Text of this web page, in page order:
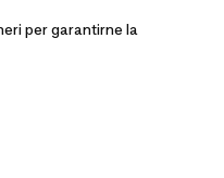
per garantirne la